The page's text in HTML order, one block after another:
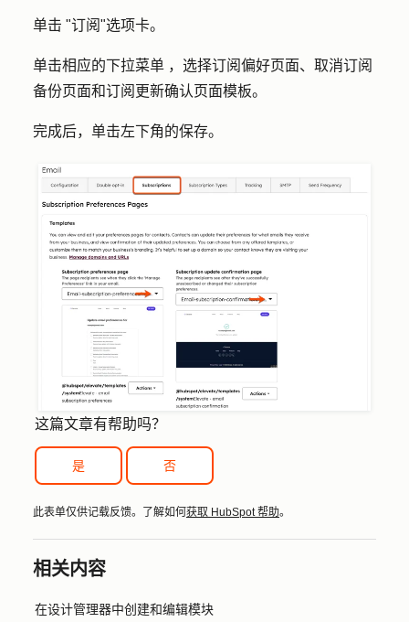
单击 "订阅"选项卡。
单击相应的下拉菜单 ，选择订阅偏好页面、 取消订阅
备份页面和订阅更新确认页面模板。
完成后，单击左下角的保存。
这篇文章有帮助吗？
是 否
此表单仅供记载反馈。了解如何 获取 HubSpot 帮助。
相关内容
在设计管理器中创建和编辑模块